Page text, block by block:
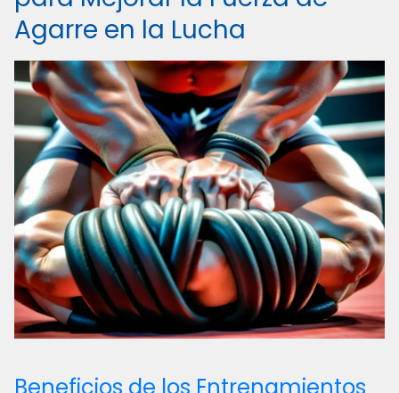
Agarre en la Lucha